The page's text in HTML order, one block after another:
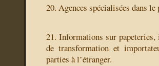
20. Agences spécialisées dans le
21. Informations sur
de transformation et
parties à l’étranger.